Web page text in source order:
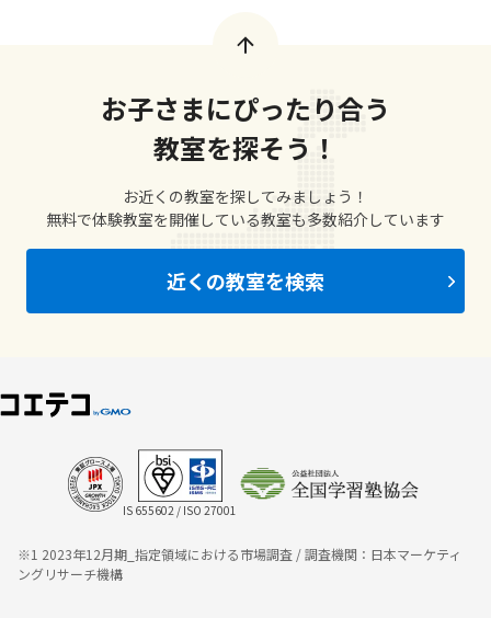
お子さまにぴったり合う
教室を探そう！
お近くの教室を探してみましょう！
無料で体験教室を開催している教室も多数紹介しています
近くの教室を検索
IS 655602 / ISO 27001
※1 2023年12月期_指定領域における市場調査 / 調査機関：日本マーケティ
ングリサーチ機構